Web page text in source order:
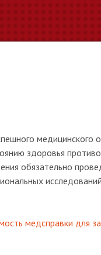
медицинского
здоровья
обязательно
медсправки для